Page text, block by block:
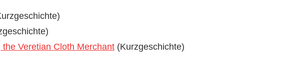
Veretian Cloth Merchant(Kurzgeschichte)